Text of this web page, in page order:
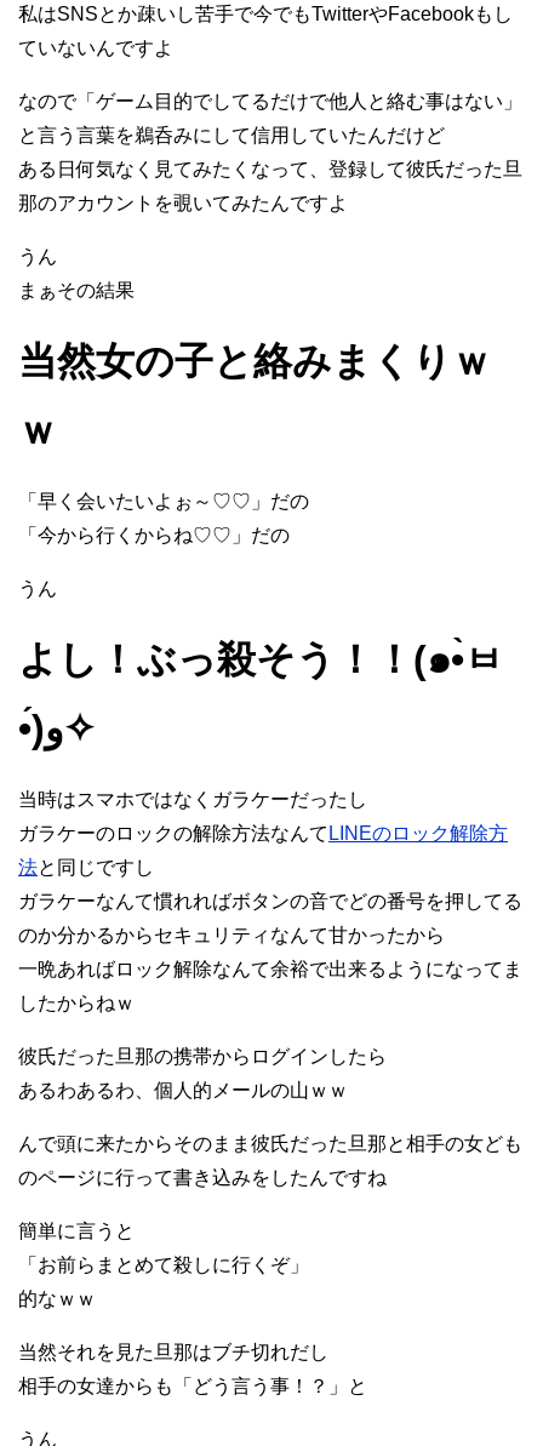
私はSNSとか疎いし苦手で今でもTwitterやFacebookもし
ていないんですよ
なので「ゲーム目的でしてるだけで他人と絡む事はない」
と言う言葉を鵜呑みにして信用していたんだけど
ある日何気なく見てみたくなって、登録して彼氏だった旦
那のアカウントを覗いてみたんですよ
うん
まぁその結果
当然女の子と絡みまくりｗ
ｗ
「早く会いたいよぉ～♡♡」だの
「今から行くからね♡♡」だの
うん
よし！ぶっ殺そう！！(๑•̀ㅂ
•́)و✧
当時はスマホではなくガラケーだったし
ガラケーのロックの解除方法なんて LINEのロック解除方
法と同じですし
ガラケーなんて慣れればボタンの音でどの番号を押してる
のか分かるからセキュリティなんて甘かったから
一晩あればロック解除なんて余裕で出来るようになってま
したからねｗ
彼氏だった旦那の携帯からログインしたら
あるわあるわ、個人的メールの山ｗｗ
んで頭に来たからそのまま彼氏だった旦那と相手の女ども
のページに行って書き込みをしたんですね
簡単に言うと
「お前らまとめて殺しに行くぞ」
的なｗｗ
当然それを見た旦那はブチ切れだし
相手の女達からも「どう言う事！？」と
うん